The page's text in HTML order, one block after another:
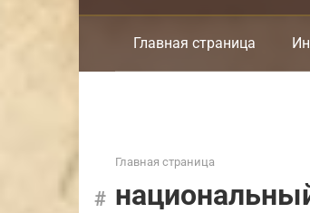
Главная страница
Главная страница